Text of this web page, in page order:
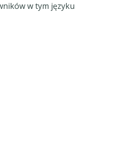
w tym języku